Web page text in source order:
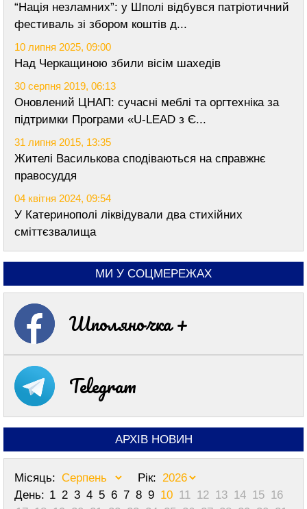
“Нація незламних”: у Шполі відбувся патріотичний
фестиваль зі збором коштів д...
10 липня 2025, 09:00
Над Черкащиною збили вісім шахедів
30 серпня 2019, 06:13
Оновлений ЦНАП: сучасні меблі та оргтехніка за
підтримки Програми «U-LEAD з Є...
31 липня 2015, 13:35
Жителі Василькова сподіваються на справжнє
правосуддя
04 квітня 2024, 09:54
У Катеринополі ліквідували два стихійних
сміттєзвалища
МИ У СОЦМЕРЕЖАХ
Шполяночка +
Telegram
АРХІВ НОВИН
Місяць:
Рік:
День: 1 2 3 4 5 6 7 8 9 10 11 12 13 14 15 16